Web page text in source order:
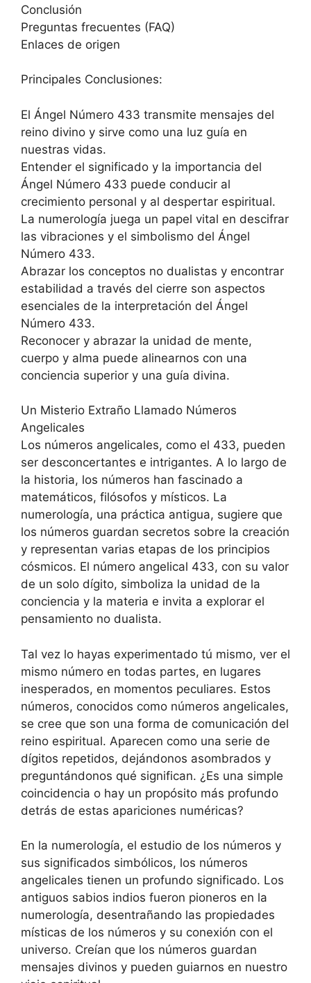
Conclusión
Preguntas frecuentes (FAQ)
Enlaces de origen
Principales Conclusiones:
El Ángel Número 433 transmite mensajes del
reino divino y sirve como una luz guía en
nuestras vidas.
Entender el significado y la importancia del
Ángel Número 433 puede conducir al
crecimiento personal y al despertar espiritual.
La numerología juega un papel vital en descifrar
las vibraciones y el simbolismo del Ángel
Número 433.
Abrazar los conceptos no dualistas y encontrar
estabilidad a través del cierre son aspectos
esenciales de la interpretación del Ángel
Número 433.
Reconocer y abrazar la unidad de mente,
cuerpo y alma puede alinearnos con una
conciencia superior y una guía divina.
Un Misterio Extraño Llamado Números
Angelicales
Los números angelicales, como el 433, pueden
ser desconcertantes e intrigantes. A lo largo de
la historia, los números han fascinado a
matemáticos, filósofos y místicos. La
numerología, una práctica antigua, sugiere que
los números guardan secretos sobre la creación
y representan varias etapas de los principios
cósmicos. El número angelical 433, con su valor
de un solo dígito, simboliza la unidad de la
conciencia y la materia e invita a explorar el
pensamiento no dualista.
Tal vez lo hayas experimentado tú mismo, ver el
mismo número en todas partes, en lugares
inesperados, en momentos peculiares. Estos
números, conocidos como números angelicales,
se cree que son una forma de comunicación del
reino espiritual. Aparecen como una serie de
dígitos repetidos, dejándonos asombrados y
preguntándonos qué significan. ¿Es una simple
coincidencia o hay un propósito más profundo
detrás de estas apariciones numéricas?
En la numerología, el estudio de los números y
sus significados simbólicos, los números
angelicales tienen un profundo significado. Los
antiguos sabios indios fueron pioneros en la
numerología, desentrañando las propiedades
místicas de los números y su conexión con el
universo. Creían que los números guardan
mensajes divinos y pueden guiarnos en nuestro